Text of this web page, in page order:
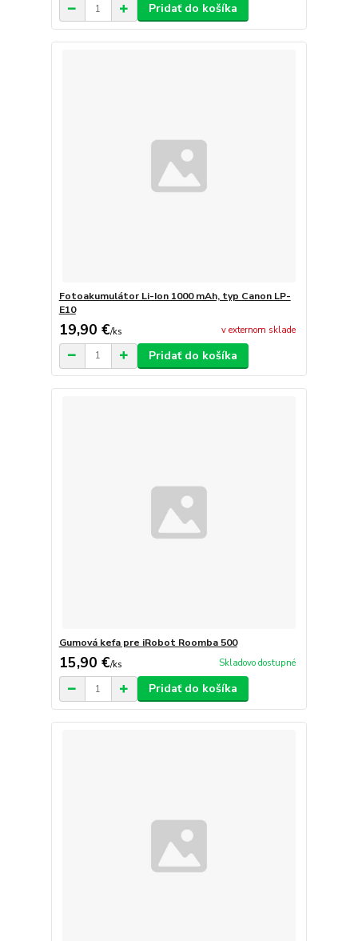
Pridať do košíka
Fotoakumulátor Li-Ion 1000 mAh, typ Canon LP-
E10
19,90 €/ks v externom sklade
Pridať do košíka
Gumová kefa pre iRobot Roomba 500
15,90 €/ks Skladovo dostupné
Pridať do košíka